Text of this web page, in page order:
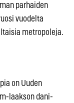
parhaiden
vuodelta
metropoleja.
on Uuden
laakson dani-